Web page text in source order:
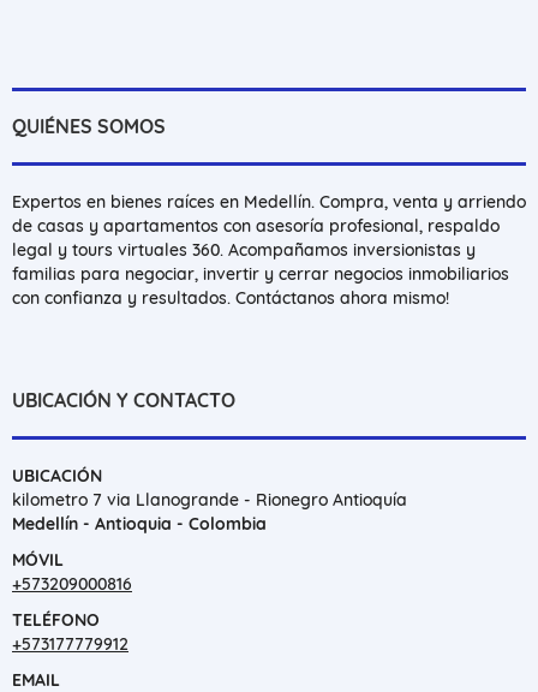
QUIÉNES SOMOS
Expertos en bienes raíces en Medellín. Compra, venta y arriendo
de casas y apartamentos con asesoría profesional, respaldo
legal y tours virtuales 360. Acompañamos inversionistas y
familias para negociar, invertir y cerrar negocios inmobiliarios
con confianza y resultados. Contáctanos ahora mismo!
UBICACIÓN Y CONTACTO
UBICACIÓN
kilometro 7 via Llanogrande - Rionegro Antioquía
Medellín - Antioquia - Colombia
MÓVIL
+573209000816
TELÉFONO
+573177779912
EMAIL